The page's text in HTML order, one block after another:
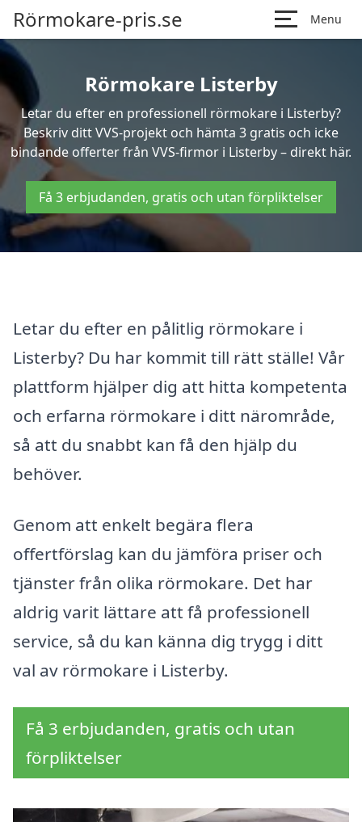
Rörmokare-pris.se Menu
Rörmokare Listerby
Letar du efter en professionell rörmokare i Listerby?
Beskriv ditt VVS-projekt och hämta 3 gratis och icke
bindande offerter från VVS-firmor i Listerby – direkt här.
Få 3 erbjudanden, gratis och utan förpliktelser
Letar du efter en pålitlig rörmokare i
Listerby? Du har kommit till rätt ställe! Vår
plattform hjälper dig att hitta kompetenta
och erfarna rörmokare i ditt närområde,
så att du snabbt kan få den hjälp du
behöver.
Genom att enkelt begära flera
offertförslag kan du jämföra priser och
tjänster från olika rörmokare. Det har
aldrig varit lättare att få professionell
service, så du kan känna dig trygg i ditt
val av rörmokare i Listerby.
Få 3 erbjudanden, gratis och utan
förpliktelser